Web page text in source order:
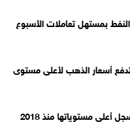
بمستهل تعاملات الأسبوع
أسعار الذهب لأعلى مستوى
أعلى مستوياتها منذ 2018